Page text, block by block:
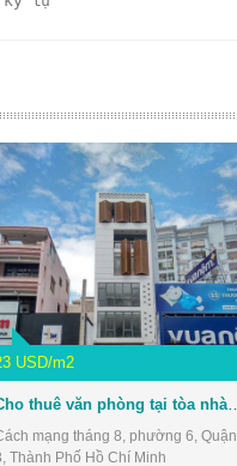
USD/m2
mạng tháng 8, phường 6, Quận
Thành Phố Hồ Chí Minh